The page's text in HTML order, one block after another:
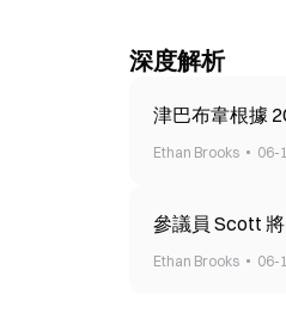
深度解析
津巴布韋根據
Ethan Brooks 06-
參議員 Scott
Ethan Brooks 06-